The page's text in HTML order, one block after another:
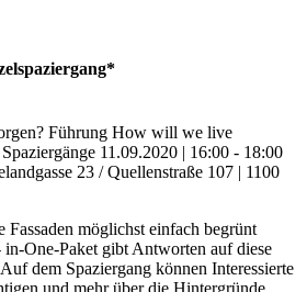
Führung How will we live
11.09.2020 | 16:00 - 18:00
23 / Quellenstraße 107 | 1100
Fassaden möglichst einfach begrünt
One-Paket gibt Antworten auf diese
dem Spaziergang können Interessierte
und mehr über die Hintergründe